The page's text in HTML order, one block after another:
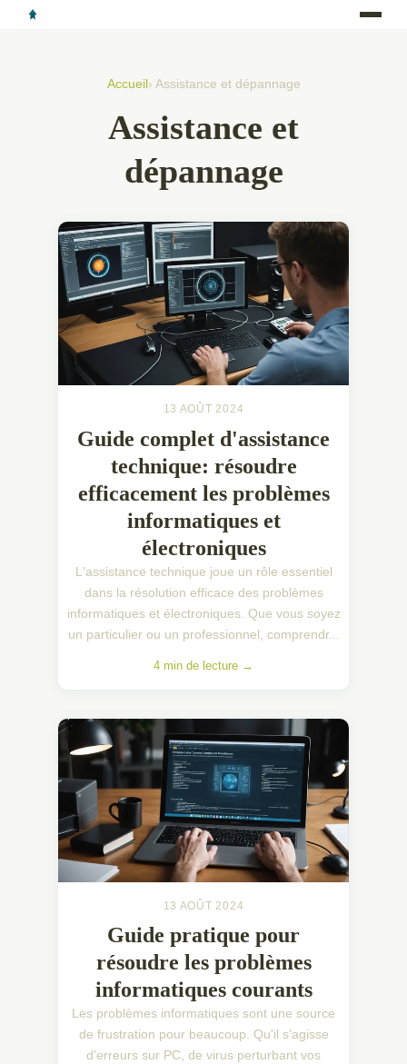
Accueil › Assistance et dépannage
Assistance et
dépannage
13 AOÛT 2024
Guide complet d'assistance
technique: résoudre
efficacement les problèmes
informatiques et
électroniques
L'assistance technique joue un rôle essentiel
dans la résolution efficace des problèmes
informatiques et électroniques. Que vous soyez
un particulier ou un professionnel, comprendr...
4 min de lecture →
13 AOÛT 2024
Guide pratique pour
résoudre les problèmes
informatiques courants
Les problèmes informatiques sont une source
de frustration pour beaucoup. Qu'il s'agisse
d'erreurs sur PC, de virus perturbant vos